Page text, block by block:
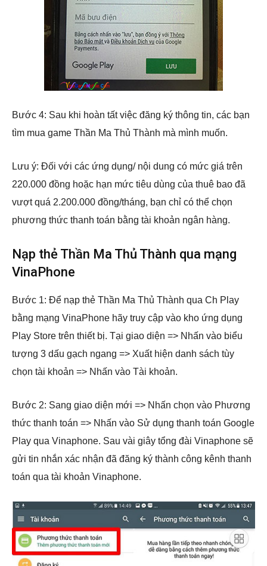
Bước 4: Sau khi hoàn tất việc đăng ký thông tin, các bạn
tìm mua game Thần Ma Thủ Thành mà mình muốn.
Lưu ý: Đối với các ứng dụng/ nội dung có mức giá trên
220.000 đồng hoặc hạn mức tiêu dùng của thuê bao đã
vượt quá 2.200.000 đồng/tháng, bạn chỉ có thể chọn
phương thức thanh toán bằng tài khoản ngân hàng.
Nạp thẻ Thần Ma Thủ Thành qua mạng
VinaPhone
Bước 1: Để nạp thẻ Thần Ma Thủ Thành qua Ch Play
bằng mạng VinaPhone hãy truy cập vào kho ứng dụng
Play Store trên thiết bị. Tại giao diện => Nhấn vào biểu
tượng 3 dấu gạch ngang => Xuất hiện danh sách tùy
chọn tài khoản => Nhấn vào Tài khoản.
Bước 2: Sang giao diện mới => Nhấn chọn vào Phương
thức thanh toán => Nhấn vào Sử dụng thanh toán Google
Play qua Vinaphone. Sau vài giây tổng đài Vinaphone sẽ
gửi tin nhắn xác nhận đã đăng ký thành công kênh thanh
toán qua tài khoản Vinaphone.